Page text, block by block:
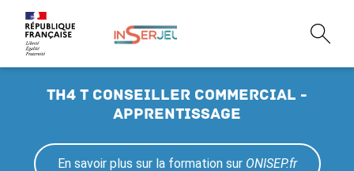
TH4 T conseiller commercial -
Apprentissage
En savoir plus sur la formation sur ONISEP.fr